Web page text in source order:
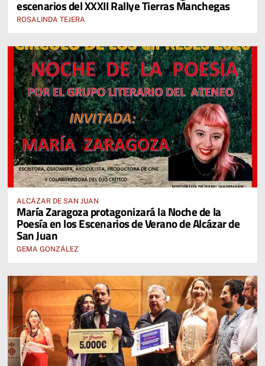
escenarios del XXXII Rallye Tierras Manchegas
ROSALINDA TEJERA
ALCÁZAR DE SAN JUAN
María Zaragoza protagonizará la Noche de la
Poesía en los Escenarios de Verano de Alcázar de
San Juan
GEMA GONZÁLEZ